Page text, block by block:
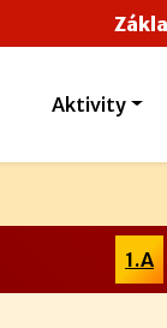
Aktivity
1.A